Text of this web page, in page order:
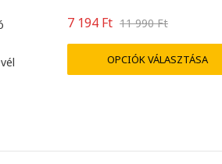
11 990Ft
7 194 Ft
OPCIÓK VÁLASZTÁSA